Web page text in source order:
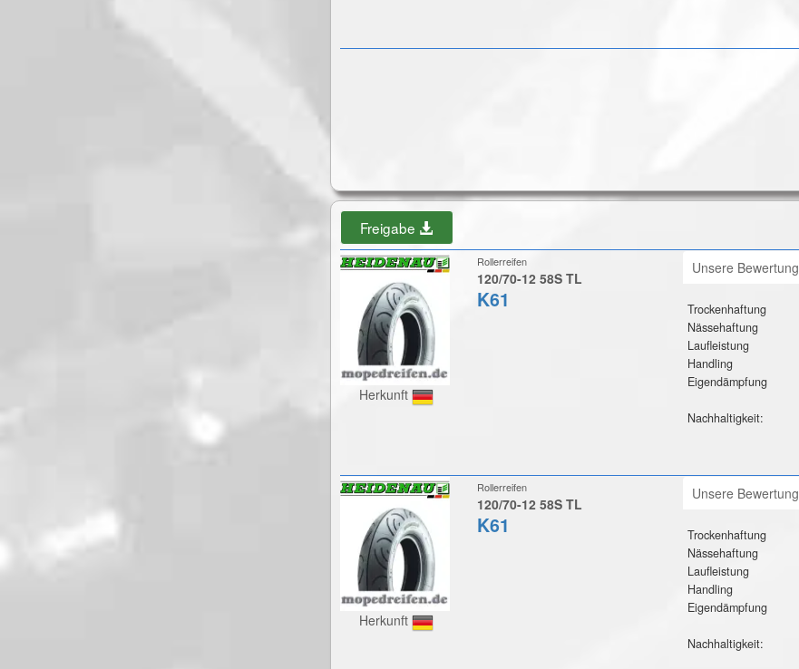
Freigabe
Herkunft
Rollerreifen
120/70-12 58S TL
K61
Unsere Bewertung
Trockenhaftung
Nässehaftung
Laufleistung
Handling
Eigendämpfung
Nachhaltigkeit:
Herkunft
Rollerreifen
120/70-12 58S TL
K61
Unsere Bewertung
Trockenhaftung
Nässehaftung
Laufleistung
Handling
Eigendämpfung
Nachhaltigkeit: